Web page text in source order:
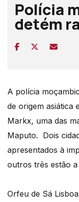
Polícia
detém
A polícia
de origem asiática
Markx, uma das
Maputo. Dois
apresentados à
outros três estão
Orfeu de Sá